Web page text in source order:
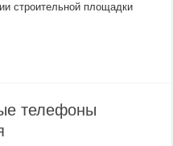
строительной площадки
телефоны